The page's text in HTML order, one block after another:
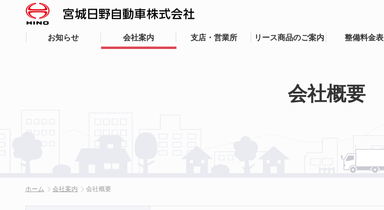
お知らせ 会社案内 支店・営業所 リース商品のご案内 整備料金表
会社概要
ホーム 会社案内 会社概要